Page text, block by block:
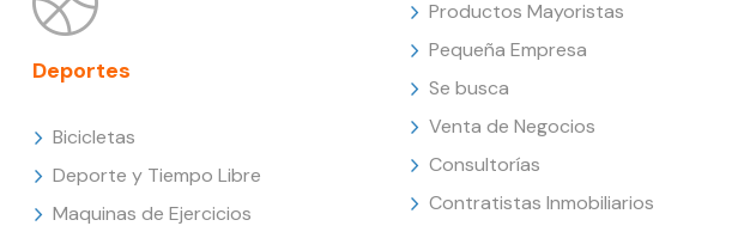
Deportes
Bicicletas
Deporte y Tiempo Libre
Maquinas de Ejercicios
Productos Mayoristas
Pequeña Empresa
Se busca
Venta de Negocios
Consultorías
Contratistas Inmobiliarios